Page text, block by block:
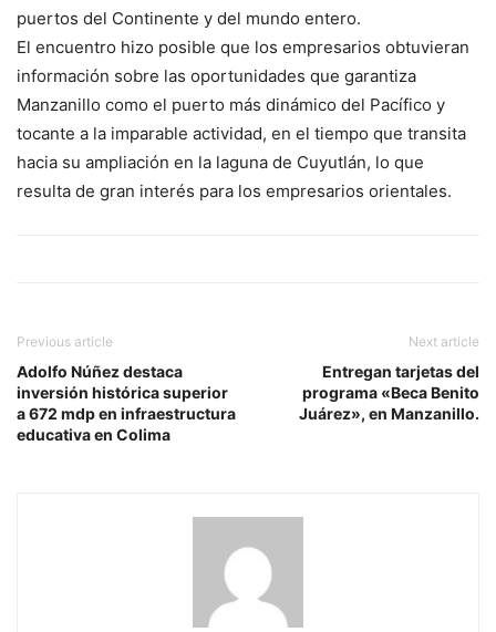
puertos del Continente y del mundo entero.
El encuentro hizo posible que los empresarios obtuvieran
información sobre las oportunidades que garantiza
Manzanillo como el puerto más dinámico del Pacífico y
tocante a la imparable actividad, en el tiempo que transita
hacia su ampliación en la laguna de Cuyutlán, lo que
resulta de gran interés para los empresarios orientales.
Previous article
Adolfo Núñez destaca
inversión histórica superior
a 672 mdp en infraestructura
educativa en Colima
Next article
Entregan tarjetas del
programa «Beca Benito
Juárez», en Manzanillo.